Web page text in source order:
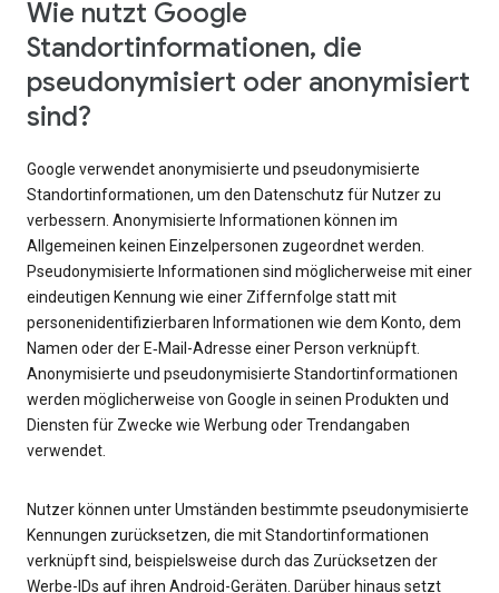
Wie nutzt Google
Standortinformationen, die
pseudonymisiert oder anonymisiert
sind?
Google verwendet anonymisierte und pseudonymisierte
Standortinformationen, um den Datenschutz für Nutzer zu
verbessern. Anonymisierte Informationen können im
Allgemeinen keinen Einzelpersonen zugeordnet werden.
Pseudonymisierte Informationen sind möglicherweise mit einer
eindeutigen Kennung wie einer Ziffernfolge statt mit
personenidentifizierbaren Informationen wie dem Konto, dem
Namen oder der E‑Mail-Adresse einer Person verknüpft.
Anonymisierte und pseudonymisierte Standortinformationen
werden möglicherweise von Google in seinen Produkten und
Diensten für Zwecke wie Werbung oder Trendangaben
verwendet.
Nutzer können unter Umständen bestimmte pseudonymisierte
Kennungen zurücksetzen, die mit Standortinformationen
verknüpft sind, beispielsweise durch das Zurücksetzen der
Werbe-IDs auf ihren Android-Geräten. Darüber hinaus setzt